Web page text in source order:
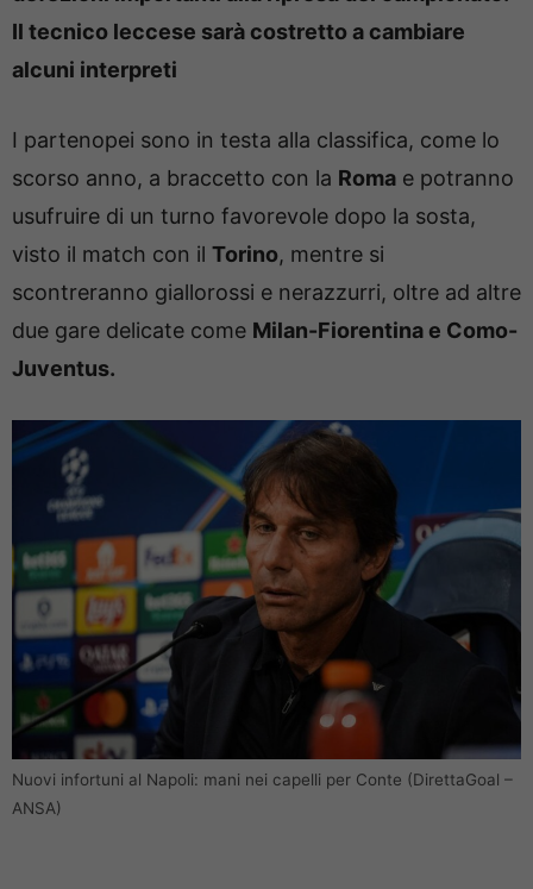
Il tecnico leccese sarà costretto a cambiare
alcuni interpreti
I partenopei sono in testa alla classifica, come lo
scorso anno, a braccetto con la Roma e potranno
usufruire di un turno favorevole dopo la sosta,
visto il match con il Torino, mentre si
scontreranno giallorossi e nerazzurri, oltre ad altre
due gare delicate come Milan-Fiorentina e Como-
Juventus.
Nuovi infortuni al Napoli: mani nei capelli per Conte (DirettaGoal –
ANSA)